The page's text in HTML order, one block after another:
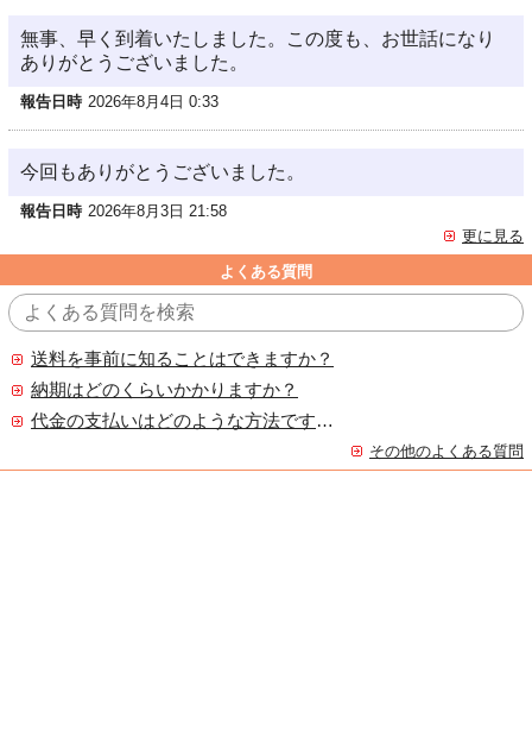
無事、早く到着いたしました。この度も、お世話になり
ありがとうございました。
報告日時 2026年8月4日 0:33
今回もありがとうございました。
報告日時 2026年8月3日 21:58
更に見る
よくある質問
送料を事前に知ることはできますか？
納期はどのくらいかかりますか？
代金の支払いはどのような方法ですか？
その他のよくある質問